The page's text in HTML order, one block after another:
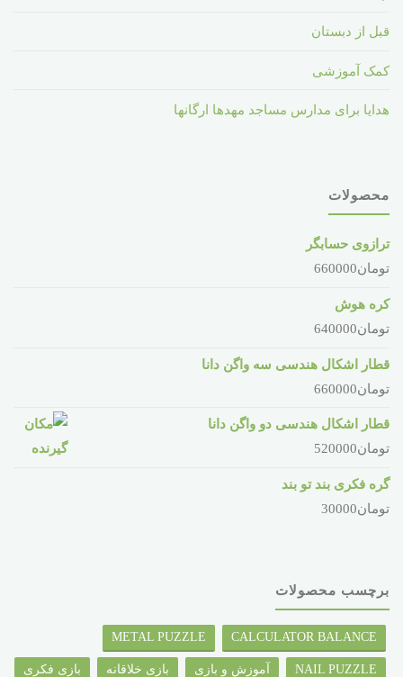
قبل از دبستان
کمک آموزشی
هدایا برای مدارس مساجد مهدها ارگانها
محصولات
ترازوی حسابگر
تومان660000
کره هوش
تومان640000
قطار اشکال هندسی سه واگن دانا
تومان660000
قطار اشکال هندسی دو واگن دانا
تومان520000
گره فکری بند تو بند
تومان30000
برچسب محصولات
CALCULATOR BALANCE
METAL PUZZLE
NAIL PUZZLE آموزش و بازی بازی خلاقانه بازی فکری